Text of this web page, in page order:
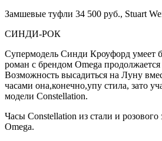
Замшевые туфли 34 500 руб., Stuart
СИНДИ-РОК
Супермодель Синди Кроуфорд умеет
роман с брендом Omega про­должается
Возможность вы­садиться на Луну
часами она,конечно,упу стила, зато
модели Constellation.
Часы Constellation из стали и розового
Omega.